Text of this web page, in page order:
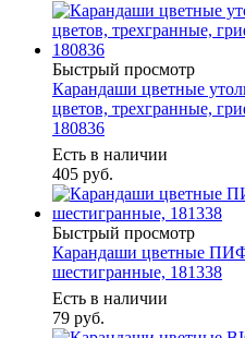
Быстрый просмотр
Карандаши цветные
цветов, трехгранные,
180836
Есть в наличии
405 руб.
Быстрый просмотр
Карандаши цветные
шестигранные, 181338
Есть в наличии
79 руб.